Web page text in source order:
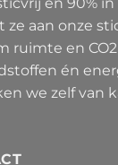
ze aan onze
ruimte en
én
we zelf van